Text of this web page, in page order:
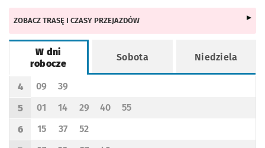
ZOBACZ TRASĘ I CZASY PRZEJAZDÓW
W dni
robocze
Sobota Niedziela
Rozkład jazdy -
Godzina odjazdu
4
Odjazd
09
minut po godzinie 4
Odjazd
39
minut po godzinie 4
Godzina odjazdu
5
Odjazd
01
minut po godzinie 5
Odjazd
14
minut po godzinie 5
Odjazd
29
minut po godzinie 5
Odjazd
40
minut po godzinie 5
Odjazd
55
minut po godzinie 5
Godzina odjazdu
6
Odjazd
15
minut po godzinie 6
Odjazd
37
minut po godzinie 6
Odjazd
52
minut po godzinie 6